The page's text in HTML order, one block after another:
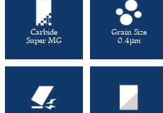
Carbide
Super MG
Grain Size
0.4μm